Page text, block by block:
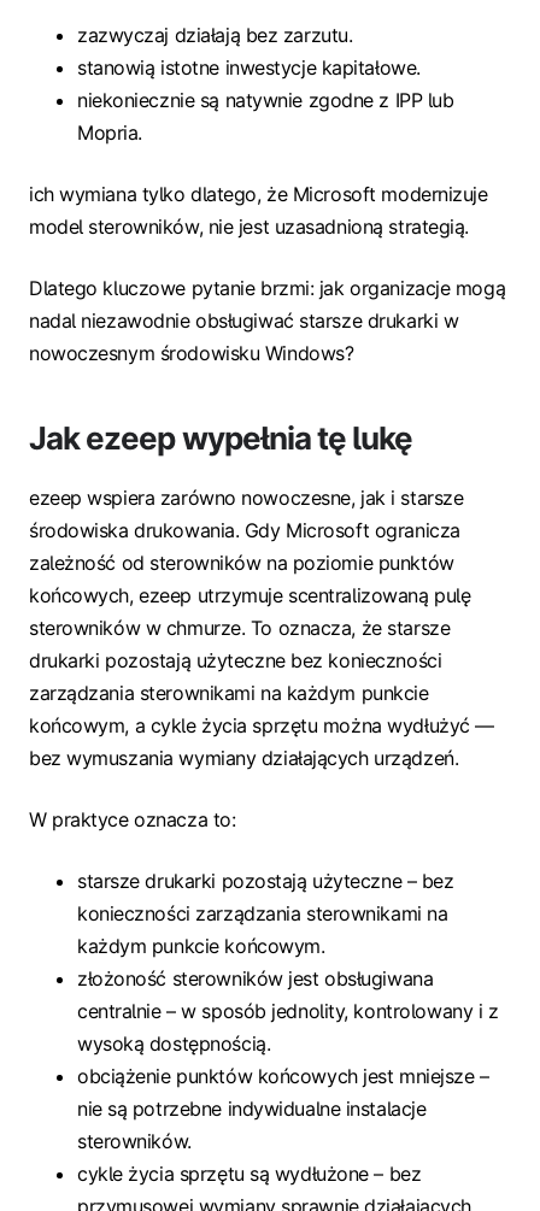
zazwyczaj działają bez zarzutu.
stanowią istotne inwestycje kapitałowe.
niekoniecznie są natywnie zgodne z IPP lub
Mopria.
ich wymiana tylko dlatego, że Microsoft modernizuje
model sterowników, nie jest uzasadnioną strategią.
Dlatego kluczowe pytanie brzmi: jak organizacje mogą
nadal niezawodnie obsługiwać starsze drukarki w
nowoczesnym środowisku Windows?
Jak ezeep wypełnia tę lukę
ezeep wspiera zarówno nowoczesne, jak i starsze
środowiska drukowania. Gdy Microsoft ogranicza
zależność od sterowników na poziomie punktów
końcowych, ezeep utrzymuje scentralizowaną pulę
sterowników w chmurze. To oznacza, że starsze
drukarki pozostają użyteczne bez konieczności
zarządzania sterownikami na każdym punkcie
końcowym, a cykle życia sprzętu można wydłużyć —
bez wymuszania wymiany działających urządzeń.
W praktyce oznacza to:
starsze drukarki pozostają użyteczne – bez
konieczności zarządzania sterownikami na
każdym punkcie końcowym.
złożoność sterowników jest obsługiwana
centralnie – w sposób jednolity, kontrolowany i z
wysoką dostępnością.
obciążenie punktów końcowych jest mniejsze –
nie są potrzebne indywidualne instalacje
sterowników.
cykle życia sprzętu są wydłużone – bez